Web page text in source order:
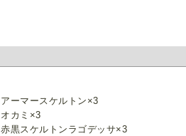
ーマースケルトン×3
カミ×3
黒スケルトンラゴデッサ×3